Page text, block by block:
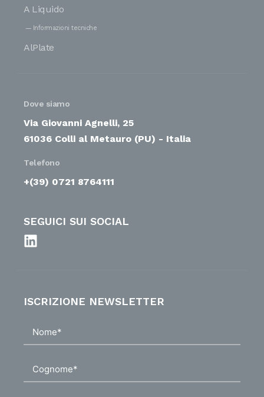
A Liquido
Informazioni tecniche
AlPlate
Dove siamo
Via Giovanni Agnelli, 25
61036 Colli al Metauro (PU) - Italia
Telefono
+(39) 0721 8764111
SEGUICI SUI SOCIAL
ISCRIZIONE NEWSLETTER